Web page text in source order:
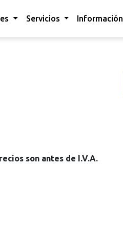
Servicios Información
son antes de I.V.A.